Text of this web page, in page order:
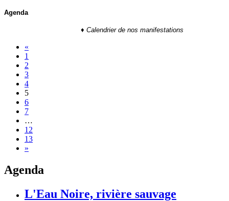
Agenda
♦ Calendrier de nos manifestations
«
1
2
3
4
5
6
7
…
12
13
»
Agenda
L'Eau Noire, rivière sauvage